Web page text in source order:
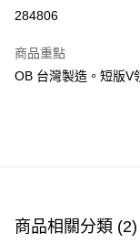
Apple Pay
PayMe
付款後順豐站及營業點
284806
商品重點
OB 台灣製造。短版V
商品相關分類 (2)